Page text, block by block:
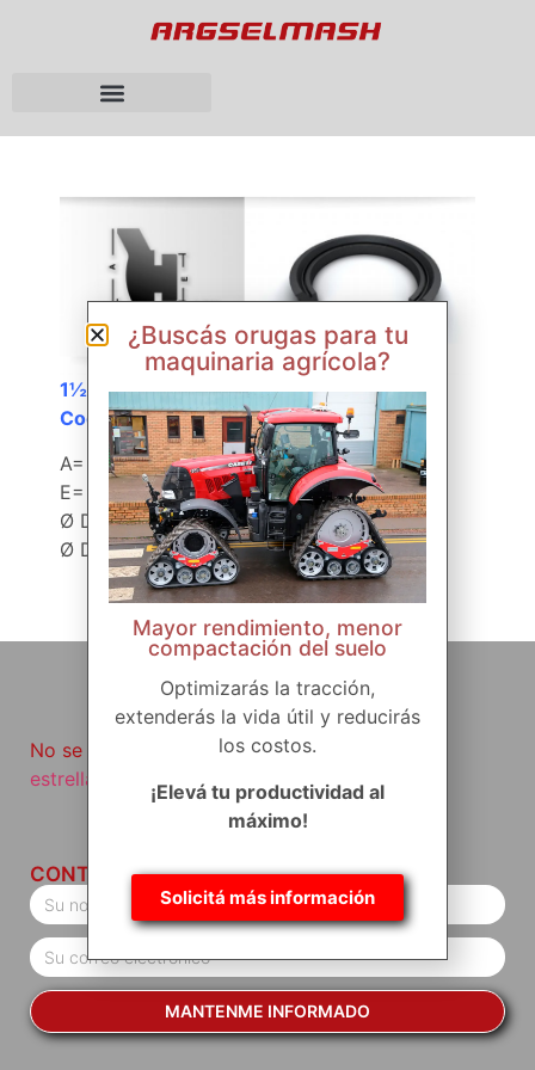
1½” x 12½”
Cod. 21070
A= 42 mm
E= 25 mm
Ø DE= 308 mm
Ø DI= 255 mm
No se vayan sin haber visto nuestro producto
estrella
CONTACTO
MANTENME INFORMADO
¿Buscás orugas para tu
maquinaria agrícola?
Mayor rendimiento, menor
compactación del suelo
Optimizarás la tracción,
extenderás la vida útil y reducirás
los costos.
¡Elevá tu productividad al
máximo!
Solicitá más información